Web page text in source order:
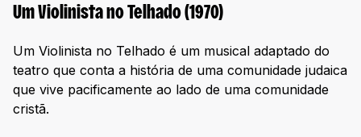
Um Violinista no Telhado (1970)
Um Violinista no Telhado é um musical adaptado do
teatro que conta a história de uma comunidade judaica
que vive pacificamente ao lado de uma comunidade
cristã.